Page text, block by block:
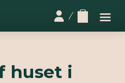
huset i